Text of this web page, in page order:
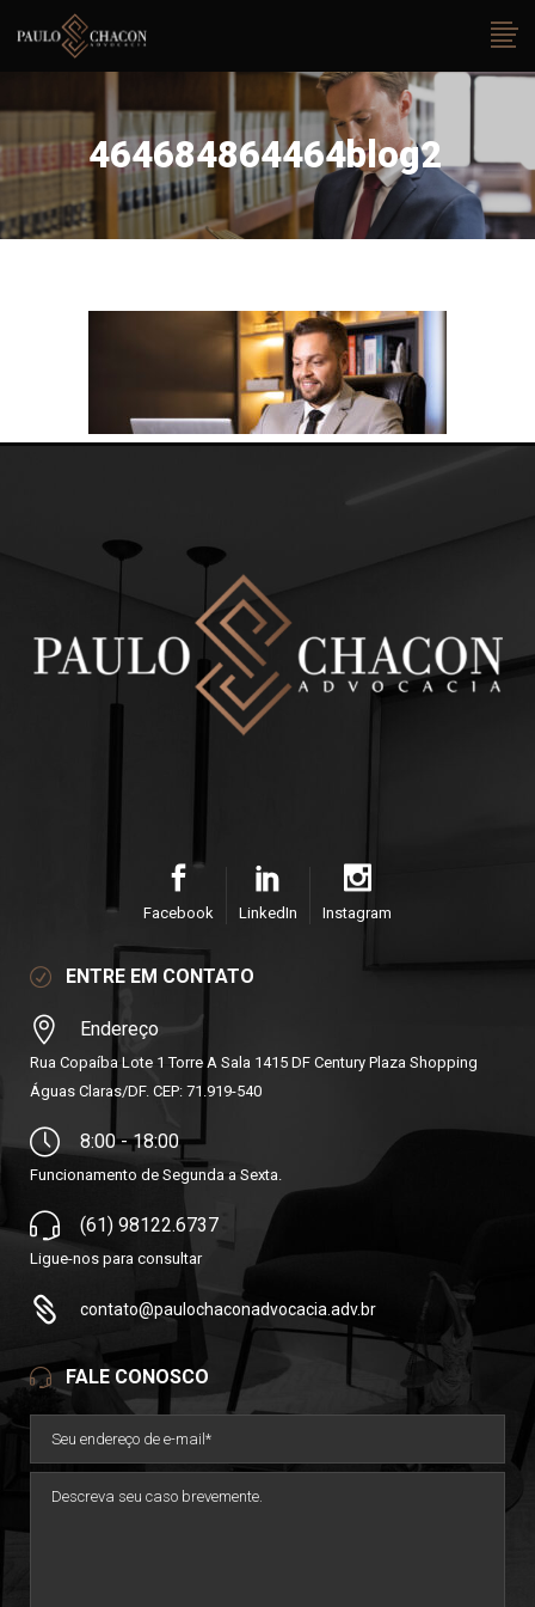
464684864464blog2
Facebook LinkedIn Instagram
ENTRE EM CONTATO
Endereço
Rua Copaíba Lote 1 Torre A Sala 1415 DF Century Plaza Shopping
Águas Claras/DF. CEP: 71.919-540
8:00 - 18:00
Funcionamento de Segunda a Sexta.
(61) 98122.6737
Ligue-nos para consultar
contato@paulochaconadvocacia.adv.br
FALE CONOSCO